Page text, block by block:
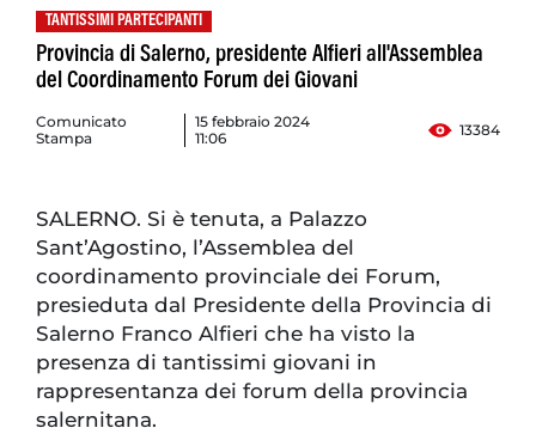
TANTISSIMI PARTECIPANTI
Provincia di Salerno, presidente Alfieri all'Assemblea
del Coordinamento Forum dei Giovani
Comunicato
Stampa
15 febbraio 2024
11:06
13384
SALERNO. Si è tenuta, a Palazzo
Sant’Agostino, l’Assemblea del
coordinamento provinciale dei Forum,
presieduta dal Presidente della Provincia di
Salerno Franco Alfieri che ha visto la
presenza di tantissimi giovani in
rappresentanza dei forum della provincia
salernitana.